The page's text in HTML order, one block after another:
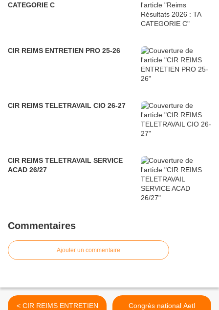
CATEGORIE C
CIR REIMS ENTRETIEN PRO 25-26
CIR REIMS TELETRAVAIL CIO 26-27
CIR REIMS TELETRAVAIL SERVICE
ACAD 26/27
Commentaires
Ajouter un commentaire
< CIR REIMS ENTRETIEN
Congrès national AetI